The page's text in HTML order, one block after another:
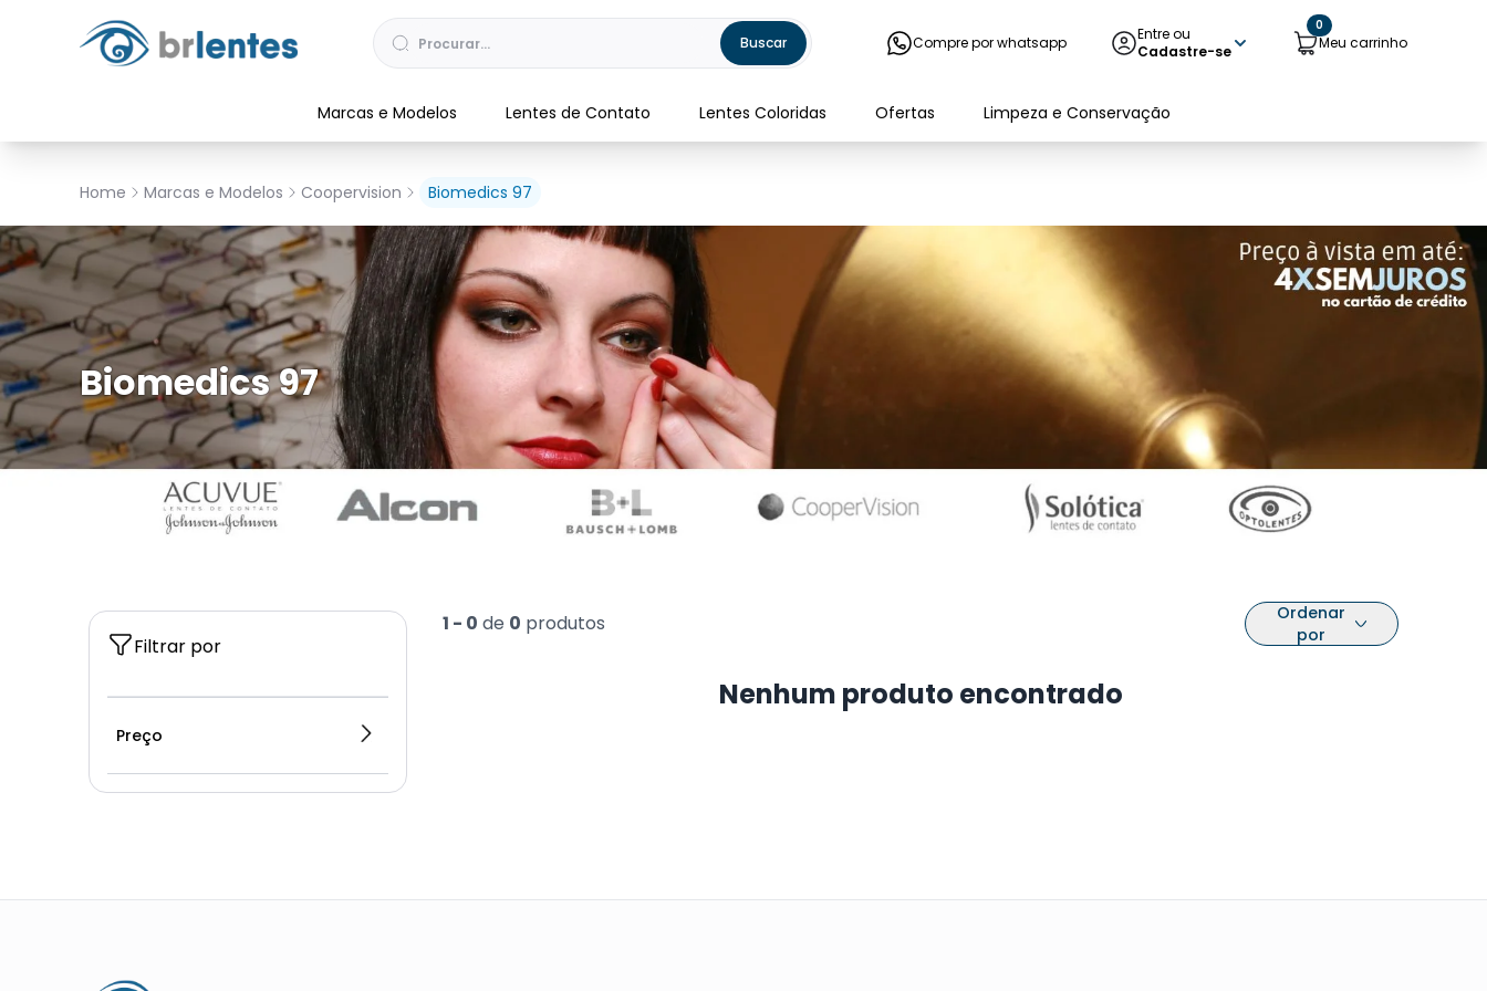
Buscar Compre por whatsapp
Entre ou
Cadastre-se
0
Meu carrinho
Marcas e Modelos Lentes de Contato Lentes Coloridas Ofertas Limpeza e Conservação
Home Marcas e Modelos Coopervision Biomedics 97
Biomedics 97
Filtrar por
Preço
1 - 0 de 0 produtos
Ordenar
por
Nenhum produto encontrado